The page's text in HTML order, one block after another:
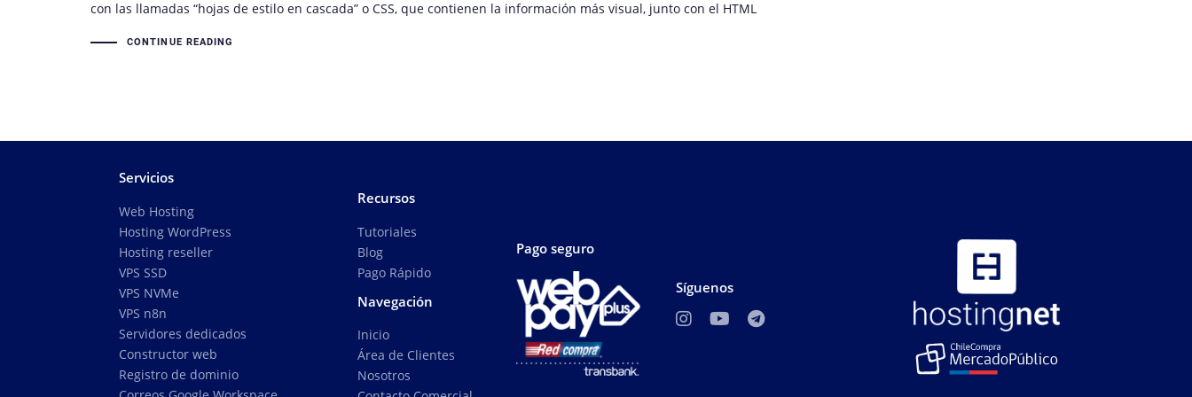
con las llamadas “hojas de estilo en cascada” o CSS, que contienen la información más visual, junto con el HTML
CONTINUE READING
Servicios
Web Hosting
Hosting WordPress
Hosting reseller
VPS SSD
VPS NVMe
VPS n8n
Servidores dedicados
Constructor web
Registro de dominio
Recursos
Tutoriales
Blog
Pago Rápido
Navegación
Inicio
Área de Clientes
Nosotros
Pago seguro
Síguenos